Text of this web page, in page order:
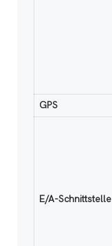
GPS
E/A-Schnittstelle